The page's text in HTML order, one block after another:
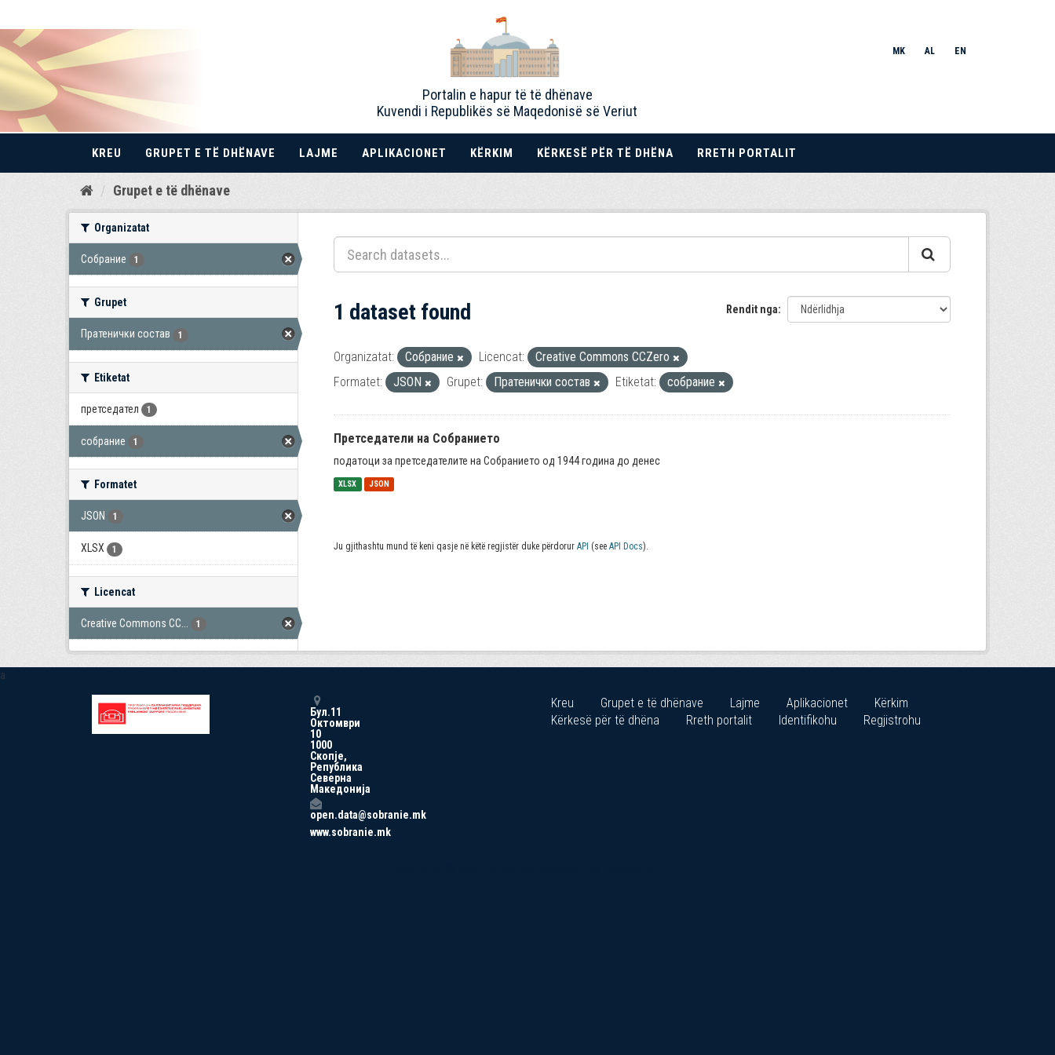
Kalo
Portalin e hapur të të dhënave
Kuvendi i Republikës së Maqedonisë së Veriut
MK AL EN
KREU GRUPET E TË DHËNAVE LAJME APLIKACIONET KËRKIM KËRKESË PËR TË DHËNA RRETH PORTALIT
Grupet e të dhënave
Organizatat
Собрание 1
Grupet
Пратенички состав 1
Etiketat
претседател 1
собрание 1
Formatet
JSON 1
XLSX 1
Licencat
Creative Commons CC... 1
Rendit nga
1 dataset found
Organizatat: Собрание Licencat:
Creative Commons CCZero
Formatet:
JSON Grupet: Пратенички состав Etiketat: собрание
Претседатели на Собранието
податоци за претседателите на Собранието од 1944 година до денес
XLSX JSON
Ju gjithashtu mund të keni qasje në këtë regjistër duke përdorur API (see API Docs).
a
Бул.11
Октомври
10
1000
Скопје,
Република
Северна
Македонија
open.data@sobranie.mk
www.sobranie.mk
Kreu Grupet e të dhënave Lajme Aplikacionet
Kërkim
Kërkesë për të dhëna
Rreth portalit Identifikohu Regjistrohu